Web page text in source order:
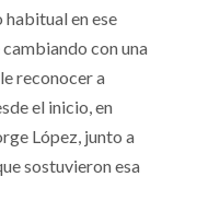
en ese
con una
reconocer a
el inicio, en
López, junto a
sostuvieron esa